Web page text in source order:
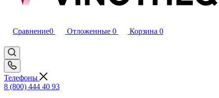
Сравнение0 Отложенные 0 Корзина 0
Телефоны
8 (800) 444 40 93